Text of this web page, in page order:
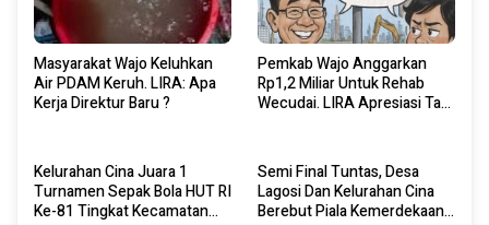
Masyarakat Wajo Keluhkan
Air PDAM Keruh. LIRA: Apa
Kerja Direktur Baru ?
Pemkab Wajo Anggarkan
Rp1,2 Miliar Untuk Rehab
Wecudai. LIRA Apresiasi Tapi
Kelurahan Cina Juara 1
Turnamen Sepak Bola HUT RI
Ke-81 Tingkat Kecamatan
Semi Final Tuntas, Desa
Lagosi Dan Kelurahan Cina
Berebut Piala Kemerdekaan